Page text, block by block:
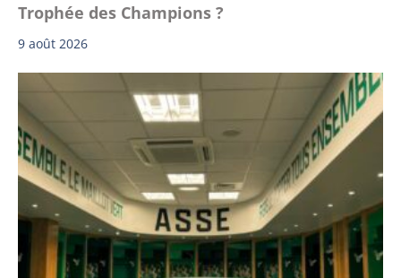
Trophée des Champions ?
9 août 2026